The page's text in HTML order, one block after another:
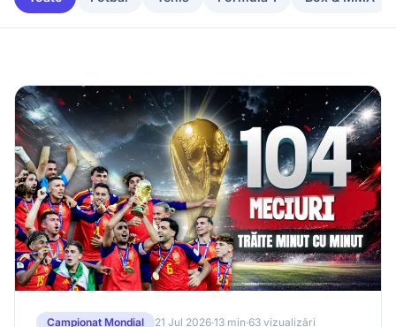
Campionat Mondial 21 Jul 2026·13 min·63 vizualizări